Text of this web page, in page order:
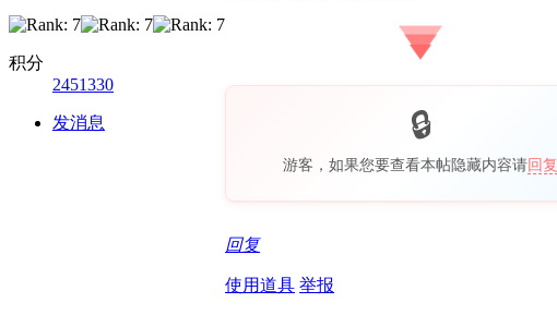
积分
2451330
发消息
游客，如果您要查看本帖隐藏内容请回复
回复
使用道具 举报